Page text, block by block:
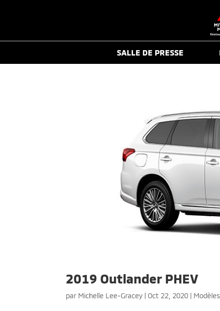
SALLE DE PRESSE
2019 Outlander PHEV
par Michelle Lee-Gracey |Oct 22, 2020 | Modèles